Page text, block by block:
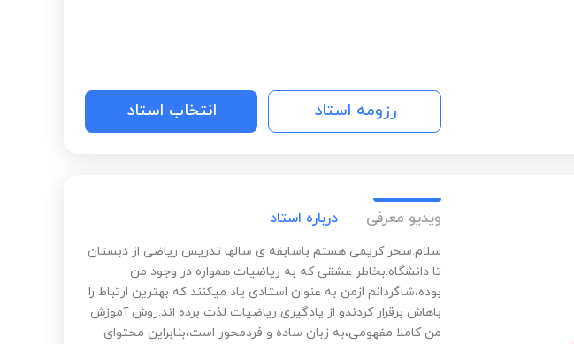
رزومه استاد انتخاب استاد
ویدیو معرفی درباره استاد
سلام.سحر کریمی هستم باسابقه ی سالها تدریس ریاضی از دبستان
تا دانشگاه.بخاطر عشقی که به ریاضیات همواره در وجود من
بوده،شاگردانم ازمن به عنوان استادی یاد میکنند که بهترین ارتباط را
باهاش برقرار کردندو از یادگیری ریاضیات لذت برده اند.روش آموزش
من کاملا مفهومی،به زبان ساده و فردمحور است،بنابراین محتوای